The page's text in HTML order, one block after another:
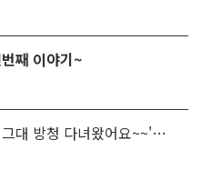
째 이야기~
김제동의 톡투유-걱정 말아요 그대 방청 다녀왔어요~~'ㅂ'b